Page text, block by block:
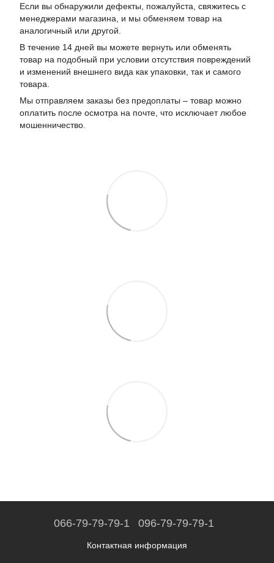
Если вы обнаружили дефекты, пожалуйста, свяжитесь с
менеджерами магазина, и мы обменяем товар на
аналогичный или другой.
В течение 14 дней вы можете вернуть или обменять
товар на подобный при условии отсутствия повреждений
и изменений внешнего вида как упаковки, так и самого
товара.
Мы отправляем заказы без предоплаты – товар можно
оплатить после осмотра на почте, что исключает любое
мошенничество.
066-79-79-79-1 096-79-79-79-1
Контактная информация